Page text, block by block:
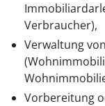
Verbraucher),
Verwaltung
Vorbereitung